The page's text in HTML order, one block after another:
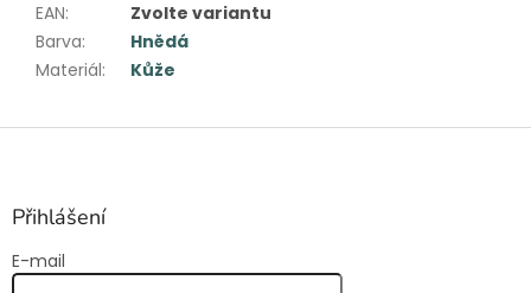
EAN:
Zvolte variantu
Barva:
Hnědá
Materiál: Kůže
Z
Přihlášení
E-mail